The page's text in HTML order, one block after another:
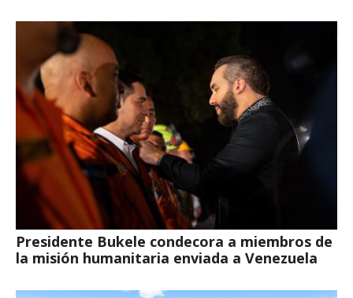
Presidente Bukele condecora a miembros de
la misión humanitaria enviada a Venezuela